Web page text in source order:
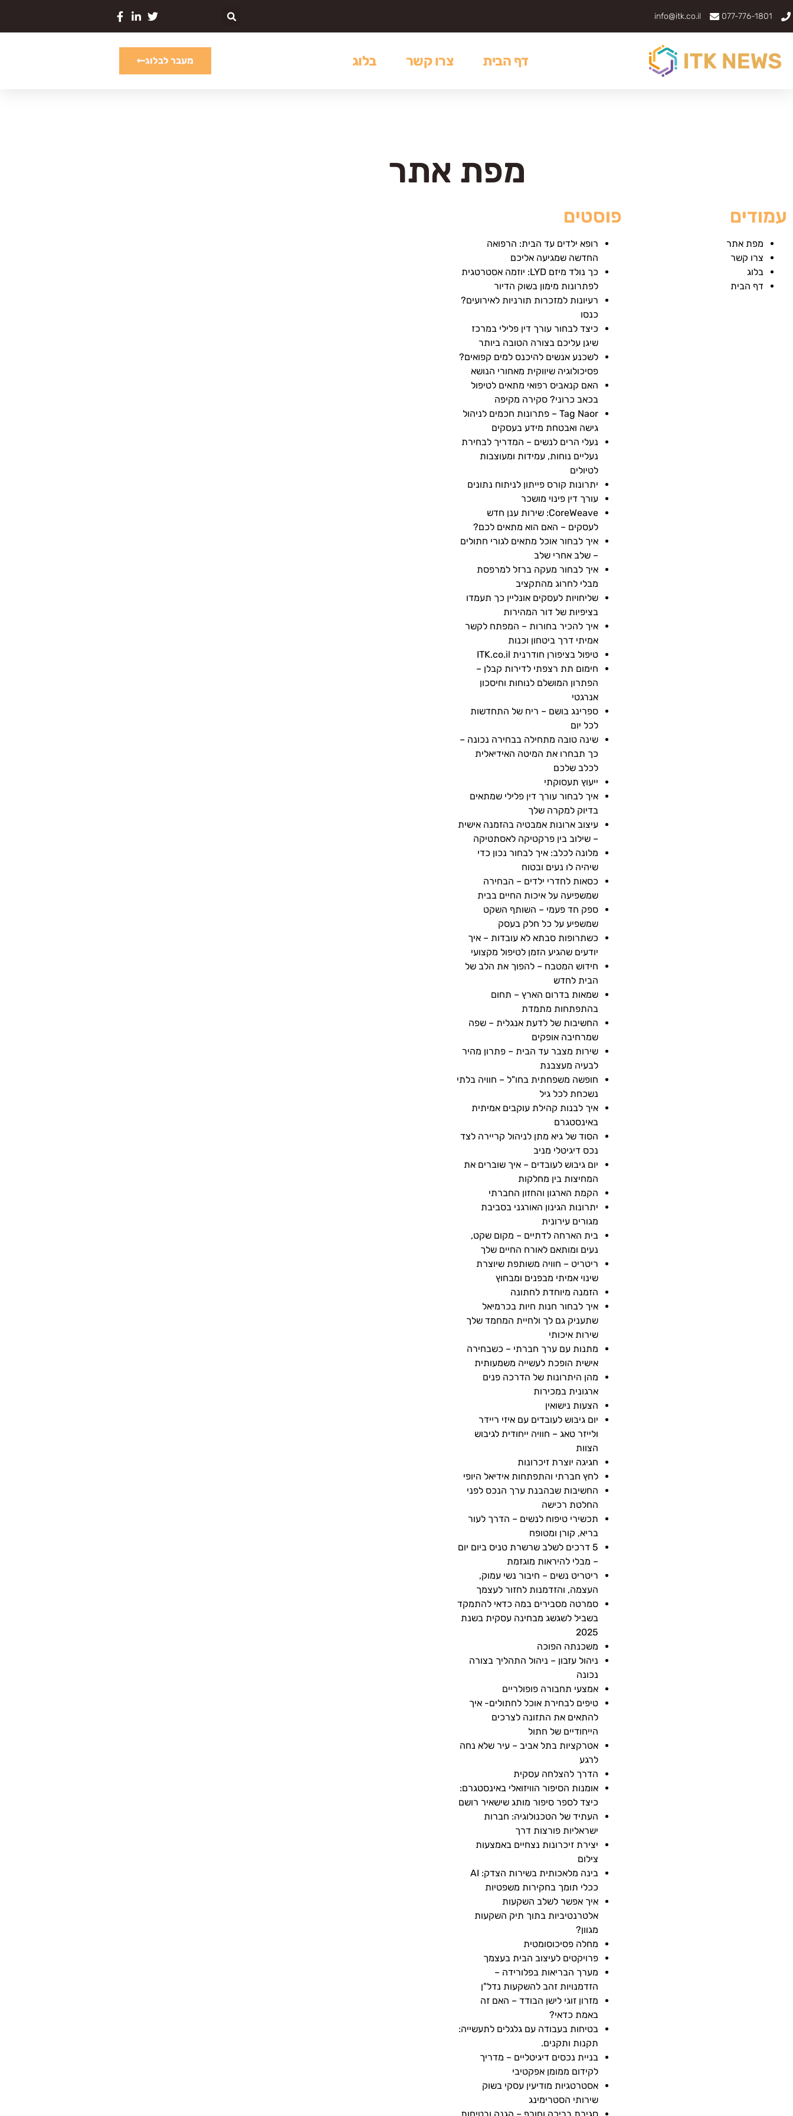
077-776-1801
info@itk.co.il
דף הבית צרו קשר בלוג מעבר לבלוג
מפת אתר
עמודים
מפת אתר
צרו קשר
בלוג
דף הבית
פוסטים
רופא ילדים עד הבית: הרפואה
החדשה שמגיעה אליכם
כך נולד מיזם LYD: יוזמה אסטרטגית
לפתרונות מימון בשוק הדיור
רעיונות למזכרות תורניות לאירועים?
כנסו
כיצד לבחור עורך דין פלילי במרכז
שיגן עליכם בצורה הטובה ביותר
לשכנע אנשים להיכנס למים קפואים?
פסיכולוגיה שיווקית מאחורי הנושא
האם קנאביס רפואי מתאים לטיפול
בכאב כרוני? סקירה מקיפה
Tag Naor – פתרונות חכמים לניהול
גישה ואבטחת מידע בעסקים
נעלי הרים לנשים – המדריך לבחירת
נעליים נוחות, עמידות ומעוצבות
לטיולים
יתרונות קורס פייתון לניתוח נתונים
עורך דין פינוי מושכר
CoreWeave: שירות ענן חדש
לעסקים – האם הוא מתאים לכם?
איך לבחור אוכל מתאים לגורי חתולים
– שלב אחרי שלב
איך לבחור מעקה ברזל למרפסת
מבלי לחרוג מהתקציב
שליחויות לעסקים אונליין כך תעמדו
בציפיות של דור המהירות
איך להכיר בחורות – המפתח לקשר
אמיתי דרך ביטחון וכנות
טיפול בציפורן חודרנית ITK.co.il
חימום תת רצפתי לדירות קבלן –
הפתרון המושלם לנוחות וחיסכון
אנרגטי
ספרינג בושם – ריח של התחדשות
לכל יום
שינה טובה מתחילה בבחירה נכונה –
כך תבחרו את המיטה האידיאלית
לכלב שלכם
ייעוץ תעסוקתי
איך לבחור עורך דין פלילי שמתאים
בדיוק למקרה שלך
עיצוב ארונות אמבטיה בהזמנה אישית
– שילוב בין פרקטיקה לאסתטיקה
מלונה לכלב: איך לבחור נכון כדי
שיהיה לו נעים ובטוח
כסאות לחדרי ילדים – הבחירה
שמשפיעה על איכות החיים בבית
ספק חד פעמי – השותף השקט
שמשפיע על כל חלק בעסק
כשתרופות סבתא לא עובדות – איך
יודעים שהגיע הזמן לטיפול מקצועי
חידוש המטבח – להפוך את הלב של
הבית לחדש
שמאות בדרום הארץ – תחום
בהתפתחות מתמדת
החשיבות של לדעת אנגלית – שפה
שמרחיבה אופקים
שירות מצבר עד הבית – פתרון מהיר
לבעיה מעצבנת
חופשה משפחתית בחו"ל – חוויה בלתי
נשכחת לכל גיל
איך לבנות קהילת עוקבים אמיתית
באינסטגרם
הסוד של גיא מתן לניהול קריירה לצד
נכס דיגיטלי מניב
יום גיבוש לעובדים – איך שוברים את
המחיצות בין מחלקות
הקמת הארגון והחזון החברתי
יתרונות הגינון האורגני בסביבת
מגורים עירונית
בית הארחה לדתיים – מקום שקט,
נעים ומותאם לאורח החיים שלך
ריטריט – חוויה משותפת שיוצרת
שינוי אמיתי מבפנים ומבחוץ
הזמנה מיוחדת לחתונה
איך לבחור חנות חיות בכרמיאל
שתעניק גם לך ולחיית המחמד שלך
שירות איכותי
מתנות עם ערך חברתי – כשבחירה
אישית הופכת לעשייה משמעותית
מהן היתרונות של הדרכה פנים
ארגונית במכירות
הצעות נישואין
יום גיבוש לעובדים עם איזי ריידר
ולייזר טאג – חוויה ייחודית לגיבוש
הצוות
חגיגה יוצרת זיכרונות
לחץ חברתי והתפתחות אידיאל היופי
החשיבות שבהבנת ערך הנכס לפני
החלטת רכישה
תכשירי טיפוח לנשים – הדרך לעור
בריא, קורן ומטופח
5 דרכים לשלב שרשרת טניס ביום יום
– מבלי להיראות מוגזמת
ריטריט נשים – חיבור נשי עמוק,
העצמה, והזדמנות לחזור לעצמך
סמרטה מסבירים במה כדאי להתמקד
בשביל לשגשג מבחינה עסקית בשנת
2025
משכנתה הפוכה
ניהול עזבון – ניהול התהליך בצורה
נכונה
אמצעי תחבורה פופולריים
טיפים לבחירת אוכל לחתולים- איך
להתאים את התזונה לצרכים
הייחודיים של חתול
אטרקציות בתל אביב – עיר שלא נחה
לרגע
הדרך להצלחה עסקית
אומנות הסיפור הוויזואלי באינסטגרם:
כיצד לספר סיפור מותג שישאיר רושם
העתיד של הטכנולוגיה: חברות
ישראליות פורצות דרך
יצירת זיכרונות נצחיים באמצעות
צילום
בינה מלאכותית בשירות הצדק: AI
ככלי תומך בחקירות משפטיות
איך אפשר לשלב השקעות
אלטרנטיביות בתוך תיק השקעות
מגוון?
מחלה פסיכוסומטית
פרויקטים לעיצוב הבית בעצמך
מערך הבריאות בפלורידה –
הזדמנויות זהב להשקעות נדל"ן
מזרון זוגי לישן הבודד – האם זה
באמת כדאי?
בטיחות בעבודה עם גלגלים לתעשייה:
תקנות ותקנים.
בניית נכסים דיגיטליים – מדריך
לקידום ממומן אפקטיבי
אסטרטגיות מודיעין עסקי בשוק
שירותי הסטרימינג